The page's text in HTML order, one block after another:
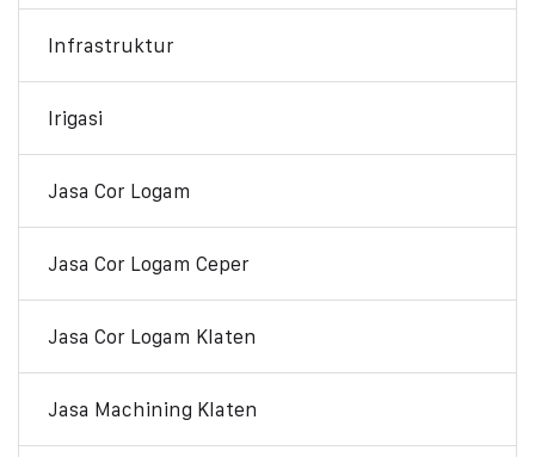
Infrastruktur
Irigasi
Jasa Cor Logam
Jasa Cor Logam Ceper
Jasa Cor Logam Klaten
Jasa Machining Klaten